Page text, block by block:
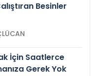
Besinler
İçin Saatlerce
Gerek Yok